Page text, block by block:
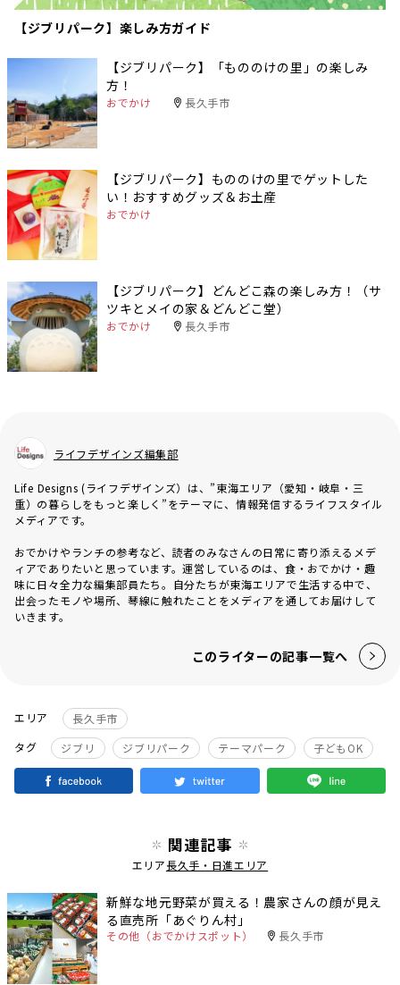
【ジブリパーク】楽しみ方ガイド
【ジブリパーク】「もののけの里」の楽しみ
方！
おでかけ 長久手市
【ジブリパーク】もののけの里でゲットした
い！おすすめグッズ＆お土産
おでかけ
【ジブリパーク】どんどこ森の楽しみ方！（サ
ツキとメイの家＆どんどこ堂）
おでかけ 長久手市
ライフデザインズ編集部
Life Designs (ライフデザインズ）は、”東海エリア（愛知・岐阜・三
重）の暮らしをもっと楽しく”をテーマに、情報発信するライフスタイル
メディアです。
おでかけやランチの参考など、読者のみなさんの日常に寄り添えるメデ
ィアでありたいと思っています。運営しているのは、食・おでかけ・趣
味に日々全力な編集部員たち。自分たちが東海エリアで生活する中で、
出会ったモノや場所、琴線に触れたことをメディアを通してお届けして
いきます。
このライターの記事一覧へ
エリア
長久手市
タグ
ジブリ ジブリパーク テーマパーク 子どもOK
関連記事
エリア長久手・日進エリア
新鮮な地元野菜が買える！農家さんの顔が見え
る直売所「あぐりん村」
その他（おでかけスポット） 長久手市